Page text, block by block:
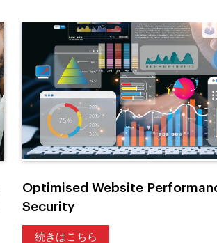
Optimised Website
Security
続きはこちら